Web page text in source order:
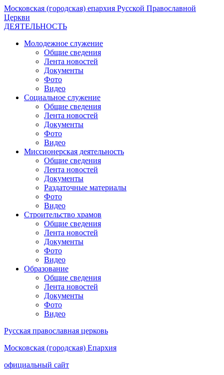
Московская (городская) епархия Русской Православной
Церкви
ДЕЯТЕЛЬНОСТЬ
Молодежное служение
Общие сведения
Лента новостей
Документы
Фото
Видео
Социальное служение
Общие сведения
Лента новостей
Документы
Фото
Видео
Миссионерская деятельность
Общие сведения
Лента новостей
Документы
Раздаточные материалы
Фото
Видео
Строительство храмов
Общие сведения
Лента новостей
Документы
Фото
Видео
Образование
Общие сведения
Лента новостей
Документы
Фото
Видео
Русская православная церковь
Московская (городская) Епархия
официальный сайт